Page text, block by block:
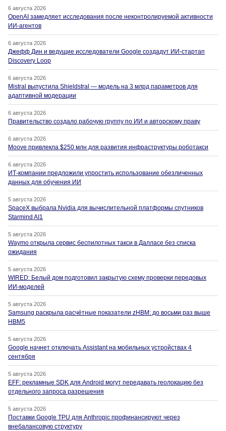
6 августа 2026
OpenAI замедляет исследования после неконтролируемой активности
ИИ-агентов
6 августа 2026
Джефф Дин и ведущие исследователи Google создадут ИИ-стартап
Discovery Loop
6 августа 2026
Mistral выпустила Shieldstral — модель на 3 млрд параметров для
адаптивной модерации
6 августа 2026
Правительство создало рабочую группу по ИИ и авторскому праву
6 августа 2026
Moove привлекла $250 млн для развития инфраструктуры роботакси
6 августа 2026
ИТ-компании предложили упростить использование обезличенных
данных для обучения ИИ
5 августа 2026
SpaceX выбрала Nvidia для вычислительной платформы спутников
Starmind AI1
5 августа 2026
Waymo открыла сервис беспилотных такси в Далласе без списка
ожидания
5 августа 2026
WIRED: Белый дом подготовил закрытую схему проверки передовых
ИИ-моделей
5 августа 2026
Samsung раскрыла расчётные показатели zHBM: до восьми раз выше
HBM5
5 августа 2026
Google начнет отключать Assistant на мобильных устройствах 4
сентября
5 августа 2026
EFF: рекламные SDK для Android могут передавать геолокацию без
отдельного запроса разрешения
5 августа 2026
Поставки Google TPU для Anthropic профинансируют через
внебалансовую структуру